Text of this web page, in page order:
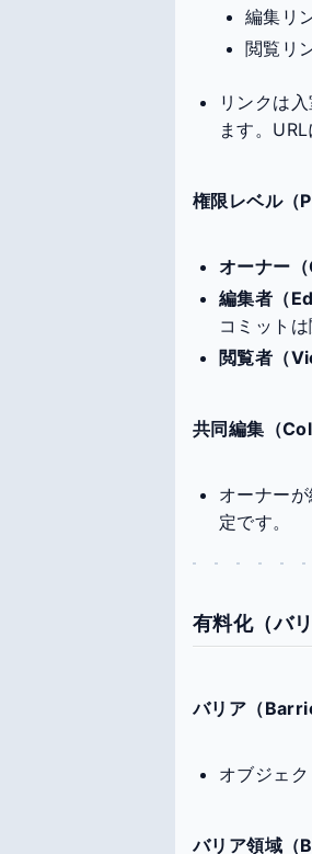
編集リ
閲覧リ
リンクは
ます。
権限レベル（
オーナー
編集者（
コミット
閲覧者（
共同編集（
オーナー
定です。
有料化（バリ
バリア（
オブジェ
バリア領域（